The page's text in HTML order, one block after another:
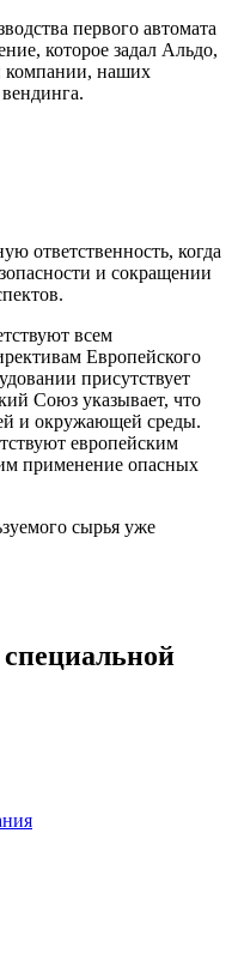
первого автомата
которое задал Альдо,
компании, наших
ответственность, когда
и сокращении
всем
Европейского
присутствует
Союз указывает, что
и окружающей среды.
европейским
применение опасных
сырья уже